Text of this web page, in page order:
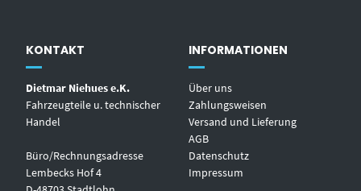
KONTAKT
Dietmar Niehues e.K.
Fahrzeugteile u. technischer
Handel
Büro/Rechnungsadresse
Lembecks Hof 4
INFORMATIONEN
Über uns
Zahlungsweisen
Versand und Lieferung
AGB
Datenschutz
Impressum